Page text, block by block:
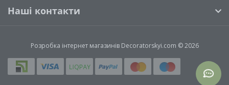
Наші контакти
Розробка інтернет магазинівDecoratorskyi.com © 2026